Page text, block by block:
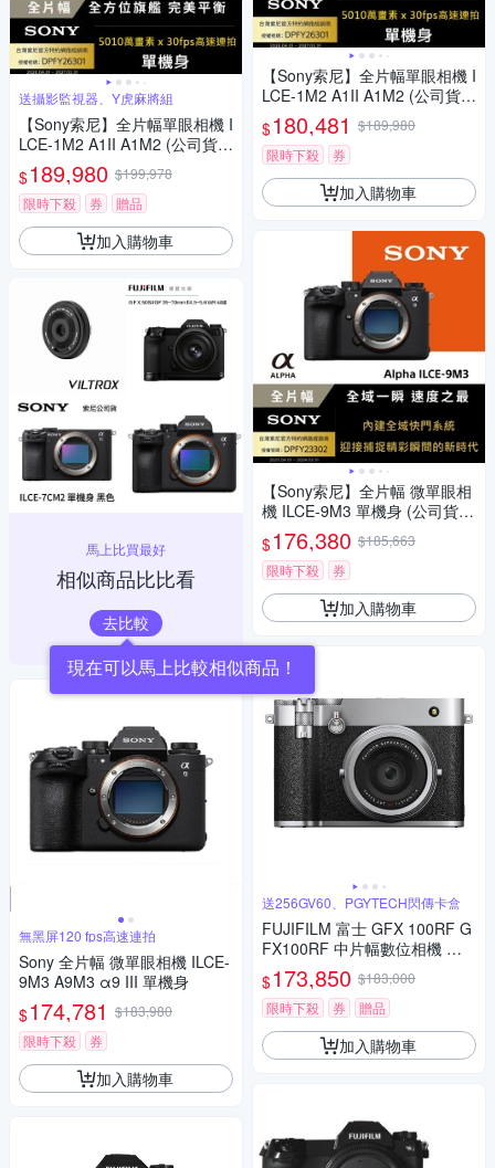
送攝影監視器、Y虎麻將組
【Sony索尼】全片幅單眼相機 I
LCE-1M2 A1II A1M2 (公司貨
保固18+6個月)
$189,980 $199,978
限時下殺
券 贈品
加入購物車
馬上比買最好
相似商品比比看
去比較
現在可以馬上比較相似商品！
無黑屏120 fps高速連拍
Sony 全片幅 微單眼相機 ILCE-
9M3 A9M3 α9 III 單機身
$174,781 $183,980
限時下殺
券
加入購物車
【Sony索尼】全片幅單眼相機 I
LCE-1M2 A1II A1M2 (公司貨
保固18+6個月)
$180,481 $189,980
限時下殺
券
加入購物車
【Sony索尼】全片幅 微單眼相
機 ILCE-9M3 單機身 (公司貨
保固18+6個月)
$176,380 $185,663
限時下殺
券
加入購物車
送256GV60、PGYTECH閃傳卡盒
FUJIFILM 富士 GFX 100RF G
FX100RF 中片幅數位相機 公
司貨
$173,850 $183,000
限時下殺
券 贈品
加入購物車